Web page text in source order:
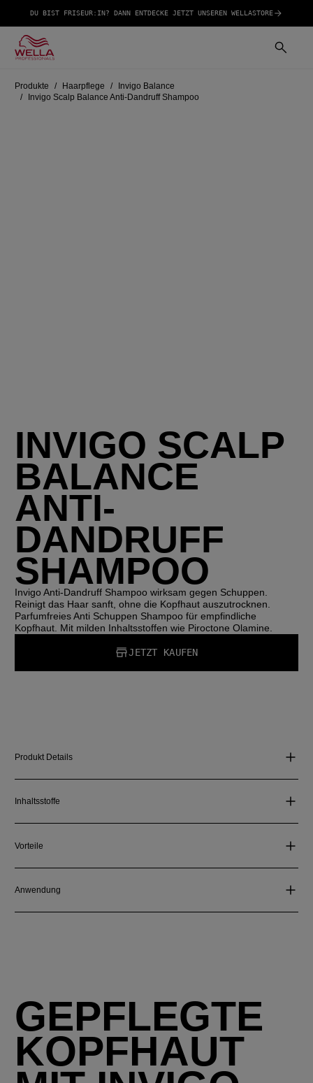
DU BIST FRISEUR:IN? DANN ENTDECKE JETZT UNSEREN WELLASTORE
Produkte Haarpflege
Invigo Balance
Invigo Scalp Balance Anti-Dandruff Shampoo
INVIGO SCALP
BALANCE
ANTI-
DANDRUFF
SHAMPOO
Invigo Anti-Dandruff Shampoo wirksam gegen Schuppen.
Reinigt das Haar sanft, ohne die Kopfhaut auszutrocknen.
Parfumfreies Anti Schuppen Shampoo für empfindliche
Kopfhaut. Mit milden Inhaltsstoffen wie Piroctone Olamine.
JETZT KAUFEN
Produkt Details
Inhaltsstoffe
Vorteile
Anwendung
GEPFLEGTE
KOPFHAUT